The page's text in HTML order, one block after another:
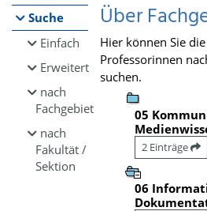
Suche
Einfach
Erweitert
nach
Fachgebiet
nach
Fakultät /
Sektion
Über
Hier können Sie
Professorinnen
suchen.
05
2 Einträge
06